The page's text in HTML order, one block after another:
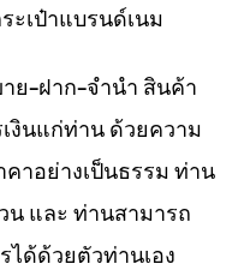
ะเป๋าแบรนด์เนม
ย-ฝาก-จำนำ สินค้า
งินแก่ท่าน ด้วยความ
คาอย่างเป็นธรรม ท่าน
น และ ท่านสามารถ
ได้ด้วยตัวท่านเอง